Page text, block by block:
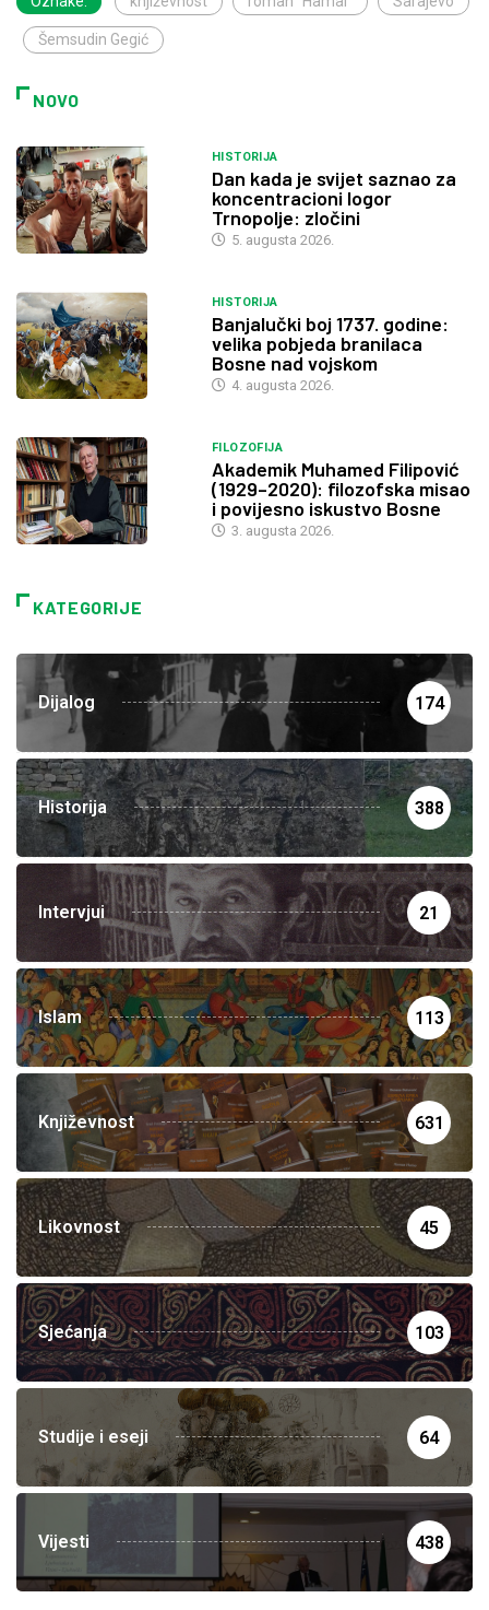
Šemsudin Gegić
NOVO
HISTORIJA
Dan kada je svijet saznao za
koncentracioni logor
Trnopolje: zločini
5. augusta 2026.
HISTORIJA
Banjalučki boj 1737. godine:
velika pobjeda branilaca
Bosne nad vojskom
4. augusta 2026.
FILOZOFIJA
Akademik Muhamed Filipović
(1929–2020): filozofska misao
i povijesno iskustvo Bosne
3. augusta 2026.
KATEGORIJE
Dijalog 174
Historija 388
Intervjui 21
Islam 113
Književnost 631
Likovnost 45
Sjećanja 103
Studije i eseji 64
Vijesti 438